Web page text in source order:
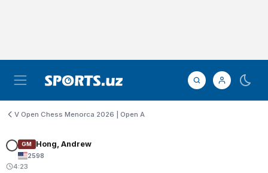
V Open Chess Menorca 2026 | Open A
GM Hong, Andrew
2598
4:23